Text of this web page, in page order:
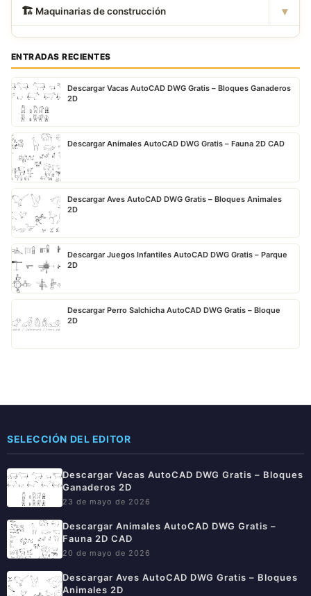
🏗 ️ Maquinarias de construcción ▾
ENTRADAS RECIENTES
Descargar Vacas AutoCAD DWG Gratis – Bloques Ganaderos
2D
Descargar Animales AutoCAD DWG Gratis – Fauna 2D CAD
Descargar Aves AutoCAD DWG Gratis – Bloques Animales
2D
Descargar Juegos Infantiles AutoCAD DWG Gratis – Parque
2D
Descargar Perro Salchicha AutoCAD DWG Gratis – Bloque
2D
SELECCIÓN DEL EDITOR
Descargar Vacas AutoCAD DWG Gratis – Bloques
Ganaderos 2D
23 de mayo de 2026
Descargar Animales AutoCAD DWG Gratis –
Fauna 2D CAD
20 de mayo de 2026
Descargar Aves AutoCAD DWG Gratis – Bloques
Animales 2D